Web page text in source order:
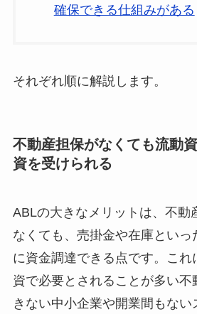
確保できる仕組みがある
それぞれ順に解説します。
不動産担保がなくても流動
資を受けられる
ABLの大きなメリットは、不動
なくても、売掛金や在庫といっ
に資金調達できる点です。これ
資で必要とされることが多い不
きない中小企業や開業間もな